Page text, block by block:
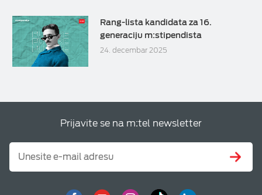
Rang-lista kandidata za 16.
generaciju m:stipendista
24. decembar 2025
Prijavite se na m:tel newsletter